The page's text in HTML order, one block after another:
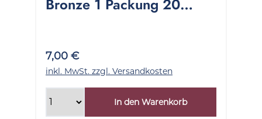
Bronze 1 Packung 20
7,00 €
inkl. MwSt. zzgl. Versandkosten
In den Warenkorb